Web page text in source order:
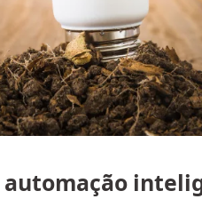
automação